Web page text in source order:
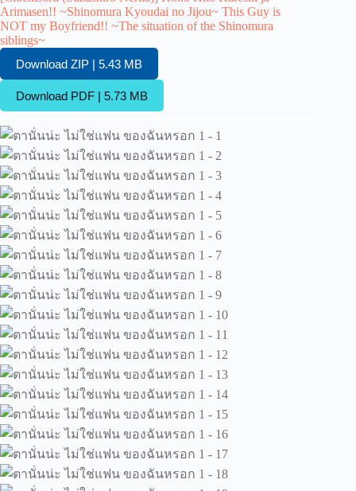
Arimasen!! ~Shinomura Kyoudai no Jijou~ This Guy is
NOT my Boyfriend!! ~The situation of the Shinomura
siblings~
Download ZIP | 5.43 MB
Download PDF | 5.73 MB